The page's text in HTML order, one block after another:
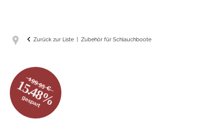
Zurück zur Liste Zubehör für Schlauchboote
199.95 €
15.48%
gespart